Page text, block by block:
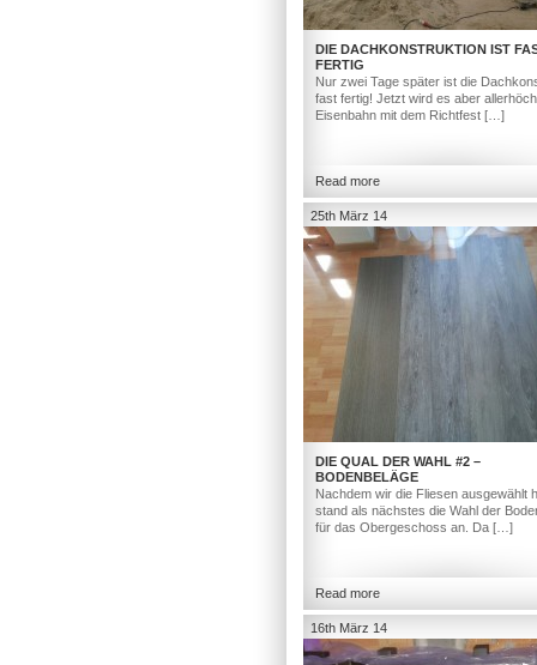
DIE DACHKONSTRUKTION IST
FERTIG
Nur zwei Tage später ist die
fast fertig! Jetzt wird es aber
Eisenbahn mit dem Richtfest […]
Read more
25th März 14
DIE QUAL DER WAHL #2 –
BODENBELÄGE
Nachdem wir die Fliesen ausgewählt
stand als nächstes die Wahl der
für das Obergeschoss an. Da […]
Read more
16th März 14